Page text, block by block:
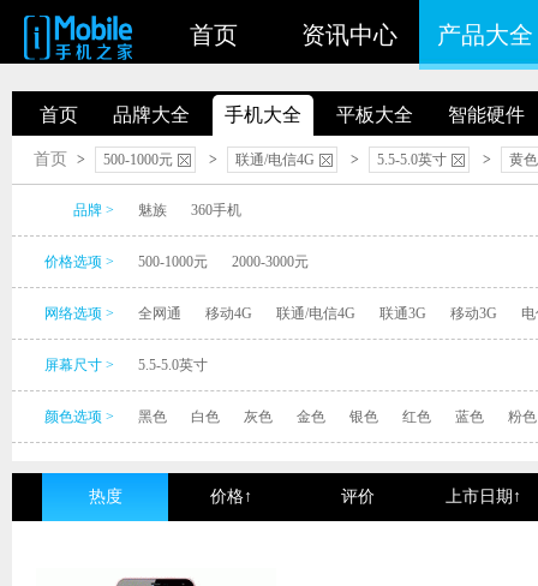
首页 资讯中心 产品大全
首页 品牌大全 手机大全 平板大全 智能硬件
首页 > 500-1000元 > 联通/电信4G > 5.5-5.0英寸 > 黄色
品牌 > 魅族 360手机
价格选项 > 500-1000元 2000-3000元
网络选项 > 全网通 移动4G 联通/电信4G 联通3G 移动3G
屏幕尺寸 > 5.5-5.0英寸
颜色选项 > 黑色 白色 灰色 金色 银色 红色 蓝色 粉色
热度 价格↑ 评价 上市日期↑